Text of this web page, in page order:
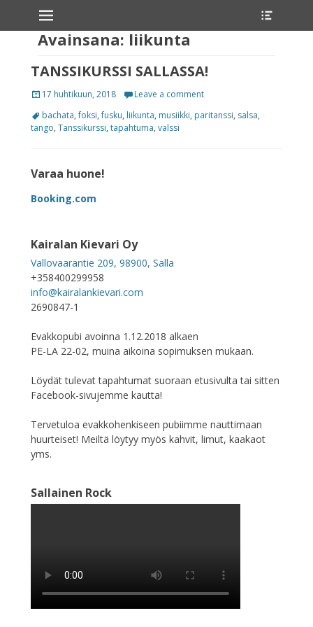
Primary Menu
Avainsana: liikunta
TANSSIKURSSI SALLASSA!
17 huhtikuun, 2018
Leave a comment
bachata,foksi,fusku, liikunta, musiikki, paritanssi, salsa,
tango, Tanssikurssi, tapahtuma, valssi
Varaa huone!
Booking.com
Kairalan Kievari Oy
Vallovaarantie 209, 98900, Salla
+358400299958
info@kairalankievari.com
2690847-1
Evakkopubi avoinna 1.12.2018 alkaen
PE-LA 22-02, muina aikoina sopimuksen mukaan.
Löydät tulevat tapahtumat suoraan etusivulta tai sitten
Facebook-sivujemme kautta!
Tervetuloa evakkohenkiseen pubiimme nauttimaan
huurteiset! Meiltä löytyy myös kahvit, limut, kaakaot
yms.
Sallainen Rock